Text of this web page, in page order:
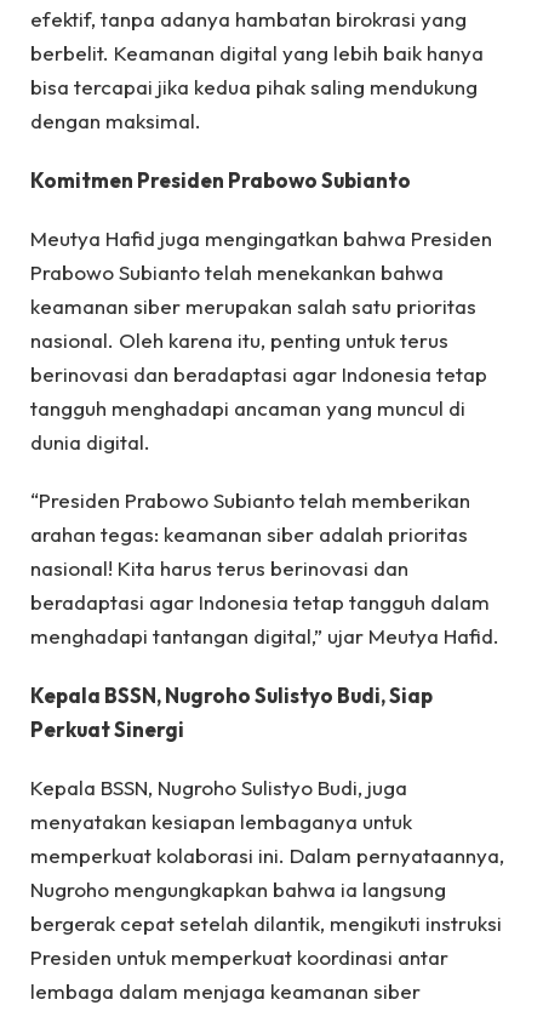
efektif, tanpa adanya hambatan birokrasi yang
berbelit. Keamanan digital yang lebih baik hanya
bisa tercapai jika kedua pihak saling mendukung
dengan maksimal.
Komitmen Presiden Prabowo Subianto
Meutya Hafid juga mengingatkan bahwa Presiden
Prabowo Subianto telah menekankan bahwa
keamanan siber merupakan salah satu prioritas
nasional. Oleh karena itu, penting untuk terus
berinovasi dan beradaptasi agar Indonesia tetap
tangguh menghadapi ancaman yang muncul di
dunia digital.
“Presiden Prabowo Subianto telah memberikan
arahan tegas: keamanan siber adalah prioritas
nasional! Kita harus terus berinovasi dan
beradaptasi agar Indonesia tetap tangguh dalam
menghadapi tantangan digital,” ujar Meutya Hafid.
Kepala BSSN, Nugroho Sulistyo Budi, Siap
Perkuat Sinergi
Kepala BSSN, Nugroho Sulistyo Budi, juga
menyatakan kesiapan lembaganya untuk
memperkuat kolaborasi ini. Dalam pernyataannya,
Nugroho mengungkapkan bahwa ia langsung
bergerak cepat setelah dilantik, mengikuti instruksi
Presiden untuk memperkuat koordinasi antar
lembaga dalam menjaga keamanan siber